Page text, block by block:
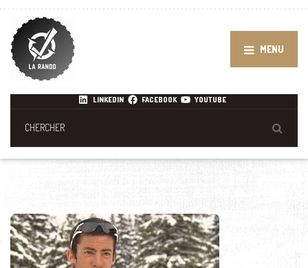
MENU
LINKEDIN FACEBOOK YOUTUBE